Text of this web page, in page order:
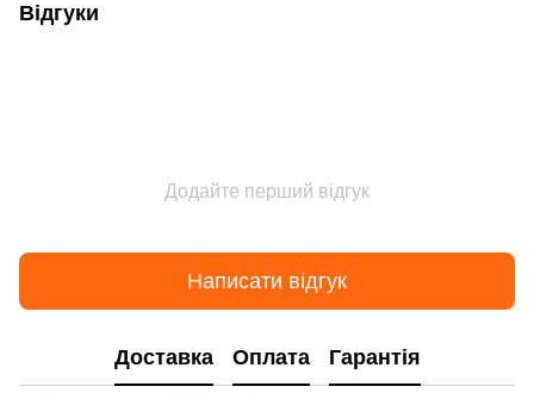
Відгуки
Додайте перший відгук
Написати відгук
Доставка Оплата Гарантія